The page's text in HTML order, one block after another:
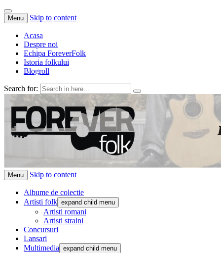
Menu Skip to content
Acasa
Despre noi
Echipa ForeverFolk
Istoria folkului
Blogroll
Search for:
ForeverFolk
Muzica sufletului tau
Menu Skip to content
Albume de colectie
Artisti folk expand child menu
Artisti romani
Artisti straini
Concursuri
Lansari
Multimedia expand child menu